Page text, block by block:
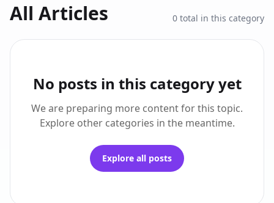
All Articles 0 total in this category
No posts in this category yet
We are preparing more content for this topic.
Explore other categories in the meantime.
Explore all posts